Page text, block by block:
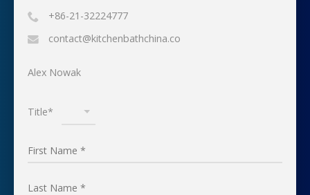
+86-21-32224777
contact@kitchenbathchina.co
Alex Nowak
Title*